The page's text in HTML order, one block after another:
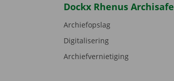
Dockx Rhenus Archisafe
Archiefopslag
Digitalisering
Archiefvernietiging